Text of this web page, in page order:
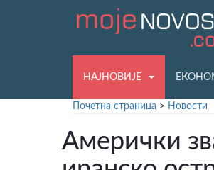
НАЈНОВИЈЕ
Почетна страница > Новости
Амерички